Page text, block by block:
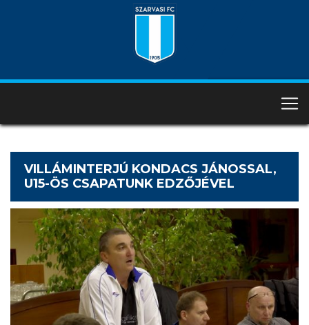
VILLÁMINTERJÚ KONDACS JÁNOSSAL,
U15-ÖS CSAPATUNK EDZŐJÉVEL